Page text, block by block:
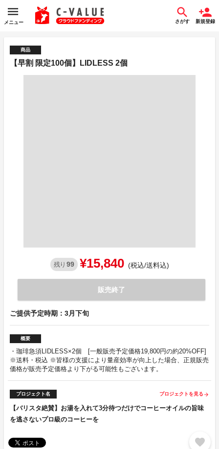
メニュー さがす 新規登録
商品
【早割 限定100個】LIDLESS 2個
残り 99 ¥15,840 (税込/送料込)
販売終了
ご提供予定時期：3月下旬
概要
・珈琲急須LIDLESS×2個 [一般販売予定価格19,800円の約20%OFF]
※送料・税込 ※皆様の支援により量産効率が向上した場合、正規販売
価格が販売予定価格より下がる可能性もございます。
プロジェクト名 プロジェクトを見る arrow_forward
【バリスタ絶賛】お湯を入れて3分待つだけでコーヒーオイルの旨味
を逃さないプロ級のコーヒーを
favorite